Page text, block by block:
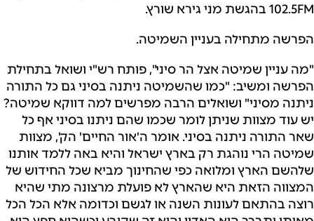
102.5FM בהגשת מני גירא שורץ.
הפרשה מתחילה בעניין השמיטה.
"מה עניין שמיטה אצל הר סיני", פותח רש"י ושואל בתחילת
הפרשה ומשיב: "כמו שהשמיטה ניתנה בסיני גם כל התורה
ניתנה מסיני" ושואלים הרבה מפרשים למה דווקא שמיטה?
יש עוד מצוות שניתן לומר שכמו שהם ניתנו בסיני אף כל
שאר התורה ניתנה בסיני. אומר ה'אור החיים' הק', מצוות
שמיטה הרי נוהגת רק בארץ ישראל והיא באה ללמד אותנו
שלהשם הארץ ומלואה כפי שהחינוך מביא שכל החידוש של
המצווה הזאת היא שהארץ לא פועלת מרצונה מתי שהיא
רוצה בהתאם לעונות השנה או לגשם וכדומה אלא הכל הכל